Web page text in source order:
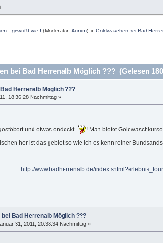
- gewußt wie ! (Moderator: Aurum) » Goldwaschen bei Bad
bei Bad Herrenalb Möglich ??? (Gelesen
Herrenalb Möglich ???
18:36:28 Nachmittag »
und etwas endeckt
! Man bietet
her ist das gebiet so wie ich es kenn reiner
: http://www.badherrenalb.de/
bei Bad Herrenalb Möglich ???
31, 2011, 20:38:34 Nachmittag »